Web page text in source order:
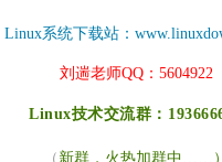
Linux系统下载站：
刘遄老师QQ：5604922
Linux技术交流群：
（ 新群， 火热加群中…… ）